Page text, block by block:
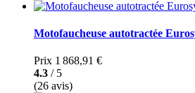
Motofaucheuse autotractée
Prix 1 868,91 €
4.3 / 5
(26 avis)